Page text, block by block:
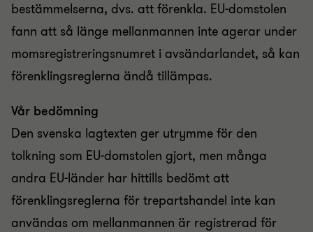
bestämmelserna, dvs. att förenkla. EU-domstolen
fann att så länge mellanmannen inte agerar under
momsregistreringsnumret i avsändarlandet, så kan
förenklingsreglerna ändå tillämpas.
Vår bedömning
Den svenska lagtexten ger utrymme för den
tolkning som EU-domstolen gjort, men många
andra EU-länder har hittills bedömt att
förenklingsreglerna för trepartshandel inte kan
användas om mellanmannen är registrerad för